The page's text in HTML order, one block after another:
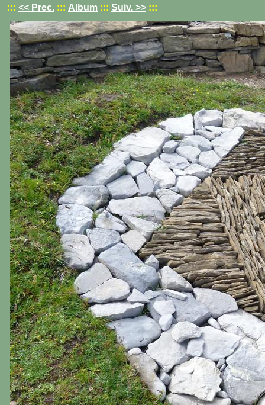
::: << Prec. ::: Album ::: Suiv. >> :::